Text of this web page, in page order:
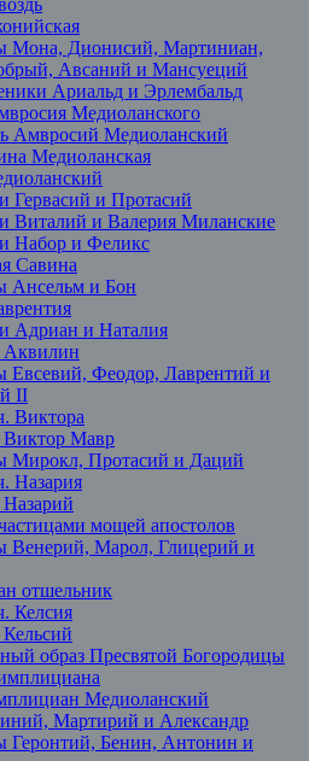
Мона, Дионисий, Мартиниан,
Авсаний и Мансуеций
Ариальд и Эрлембальд
Медиоланского
Амвросий Медиоланский
Медиоланская
Гервасий и Протасий
Виталий и Валерия Миланские
Набор и Феликс
Савина
Ансельм и Бон
Адриан и Наталия
Евсевий, Феодор, Лаврентий и
II
Виктора
Мавр
Мирокл, Протасий и Даций
Назария
мощей апостолов
Венерий, Марол, Глицерий и
отшельник
Келсия
образ Пресвятой Богородицы
Медиоланский
Мартирий и Александр
Геронтий, Бенин, Антонин и